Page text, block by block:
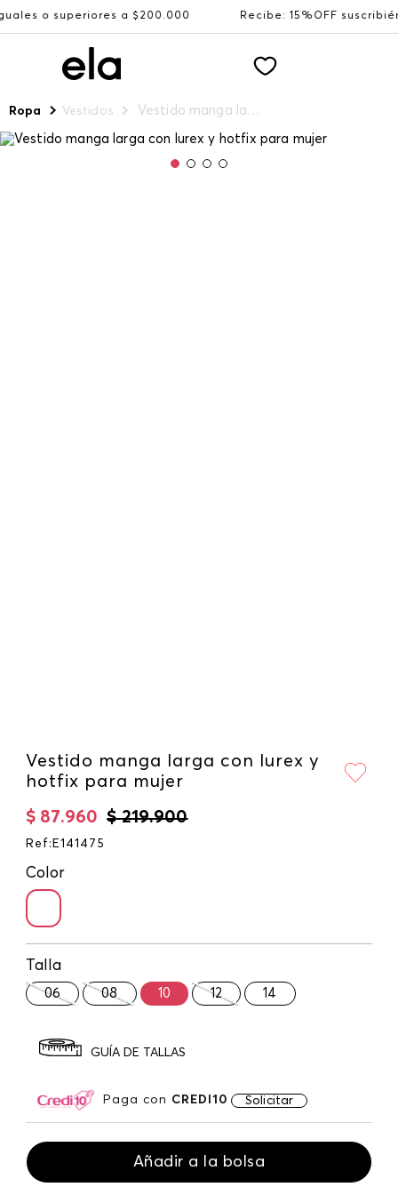
a $200.000 Recibe: 15%OFF suscribiéndote a
Ropa Vestidos Vestido manga larga con lurex y hotfix para mujer
Vestido manga larga con lurex y
hotfix para mujer
$ 219.900
$ 87.960
Ref : E141475
Color
Talla
06 08 10 12 14
GUÍA DE TALLAS
Paga con CREDI10 Solicitar
Añadir a la bolsa